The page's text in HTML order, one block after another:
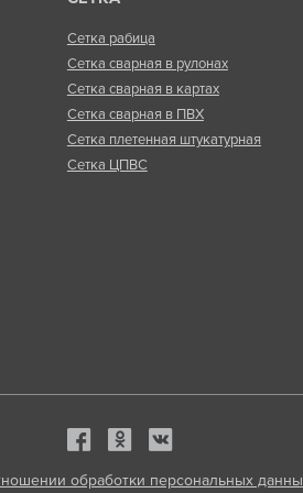
Сетка рабица
Сетка сварная в рулонах
Сетка сварная в картах
Сетка сварная в ПВХ
Сетка плетенная штукатурная
Сетка ЦПВС
обработки персональных